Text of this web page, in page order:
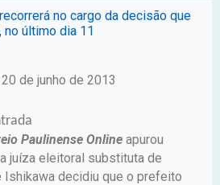
no cargo da decisão que
último dia 11
de junho de 2013
Paulinense Online apurou
juíza eleitoral substituta de
Ishikawa decidiu que o prefeito